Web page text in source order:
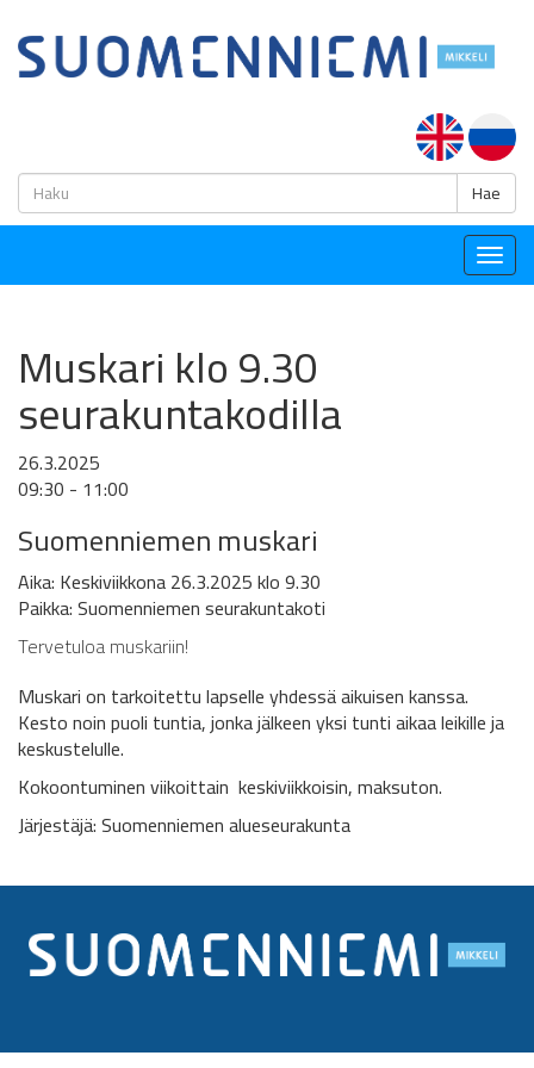
Hae
Muskari klo 9.30
seurakuntakodilla
26.3.2025
09:30 - 11:00
Suomenniemen muskari
Aika: Keskiviikkona 26.3.2025 klo 9.30
Paikka:Suomenniemen seurakuntakoti
Tervetuloa muskariin!
Muskari on tarkoitettu lapselle yhdessä aikuisen kanssa.
Kesto noin puoli tuntia, jonka jälkeen yksi tunti aikaa leikille ja
keskustelulle.
Kokoontuminen viikoittain keskiviikkoisin, maksuton.
Järjestäjä: Suomenniemen alueseurakunta